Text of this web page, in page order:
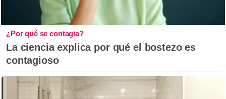
¿Por qué se contagia?
La ciencia explica por qué el bostezo es
contagioso